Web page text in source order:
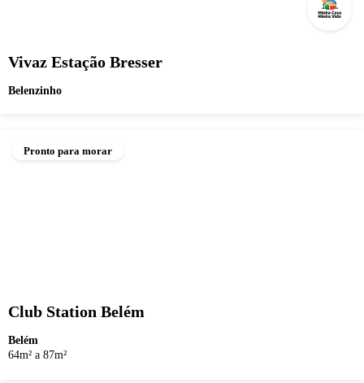
Vivaz Estação Bresser
Belenzinho
Pronto para morar
Club Station Belém
Belém
64m² a 87m²